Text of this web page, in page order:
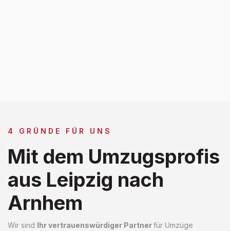
4 GRÜNDE FÜR UNS
Mit dem Umzugsprofis
aus Leipzig nach
Arnhem
Wir sind Ihr vertrauenswürdiger Partnerfür Umzüge